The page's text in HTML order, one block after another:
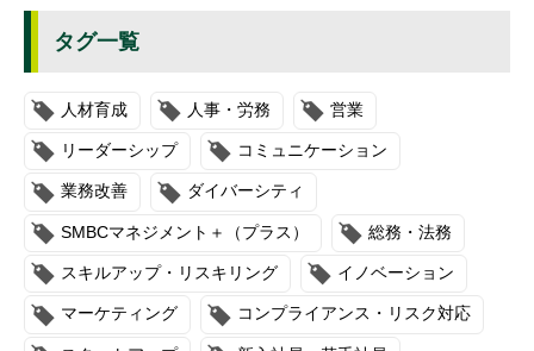
タグ一覧
人材育成 人事・労務 営業
リーダーシップ コミュニケーション
業務改善 ダイバーシティ
SMBCマネジメント＋（プラス） 総務・法務
スキルアップ・リスキリング イノベーション
マーケティング コンプライアンス・リスク対応